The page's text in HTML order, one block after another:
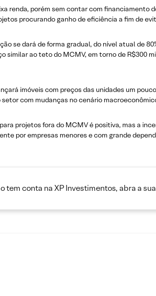
renda, porém sem contar com financiamento
procurando ganho de eficiência a fim de
se dará de forma gradual, do nível atual de
similar ao teto do MCMV, em torno de R$300
imóveis com preços das unidades um
com mudanças no cenário
projetos fora do MCMV é positiva, mas a
por empresas menores e com grande
tem conta na XP Investimentos, abra a